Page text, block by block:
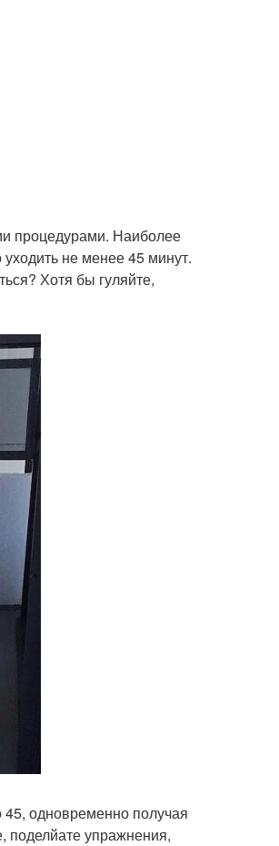
процедурами. Наиболее
не менее 45 минут.
Хотя бы гуляйте,
одновременно получая
поделйате упражнения,